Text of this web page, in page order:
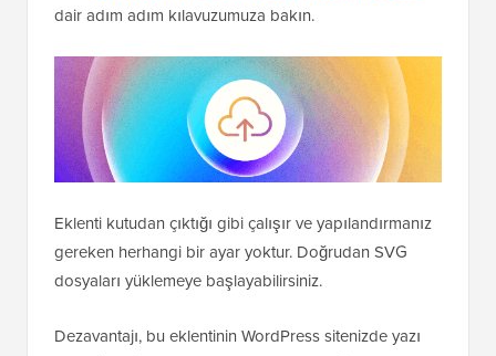
dair adım adım kılavuzumuza bakın.
Eklenti kutudan çıktığı gibi çalışır ve yapılandırmanız
gereken herhangi bir ayar yoktur. Doğrudan SVG
dosyaları yüklemeye başlayabilirsiniz.
Dezavantajı, bu eklentinin WordPress sitenizde yazı